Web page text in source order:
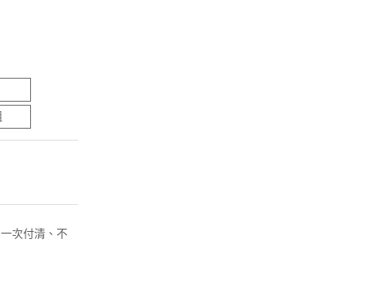
次付清、不